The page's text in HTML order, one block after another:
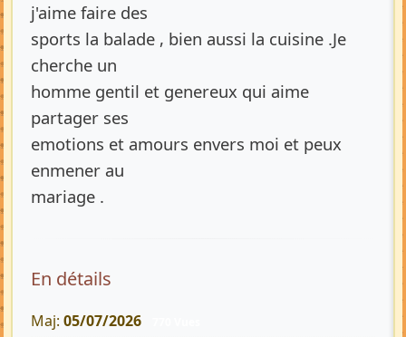
j'aime faire des
sports la balade , bien aussi la cuisine .Je
cherche un
homme gentil et genereux qui aime
partager ses
emotions et amours envers moi et peux
enmener au
mariage .
En détails
Maj: 05/07/2026